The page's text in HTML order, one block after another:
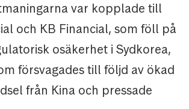
var kopplade till
och KB Financial, som föll på
osäkerhet i Sydkorea,
försvagades till följd av ökad
från Kina och pressade